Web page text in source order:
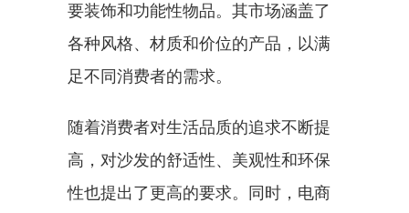
要装饰和功能性物品。其市场涵盖了
各种风格、材质和价位的产品，以满
足不同消费者的需求。
随着消费者对生活品质的追求不断提
高，对沙发的舒适性、美观性和环保
性也提出了更高的要求。同时，电商